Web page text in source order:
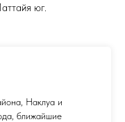
юг.
Наклуа и
ближайшие